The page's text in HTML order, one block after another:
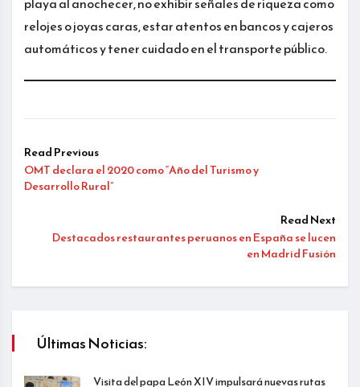
relojes o joyas caras, estar atentos en bancos y cajeros
automáticos y tener cuidado en el transporte público.
Read Previous
OMT declara el 2020 como “Año del Turismo y
Desarrollo Rural”
Read Next
Destacados restaurantes peruanos en España se lucen
en Madrid Fusión
Últimas Noticias:
Visita del papa León XIV impulsará nuevas rutas